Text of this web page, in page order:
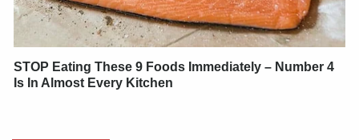
STOP Eating These 9 Foods Immediately – Number 4
Is In Almost Every Kitchen